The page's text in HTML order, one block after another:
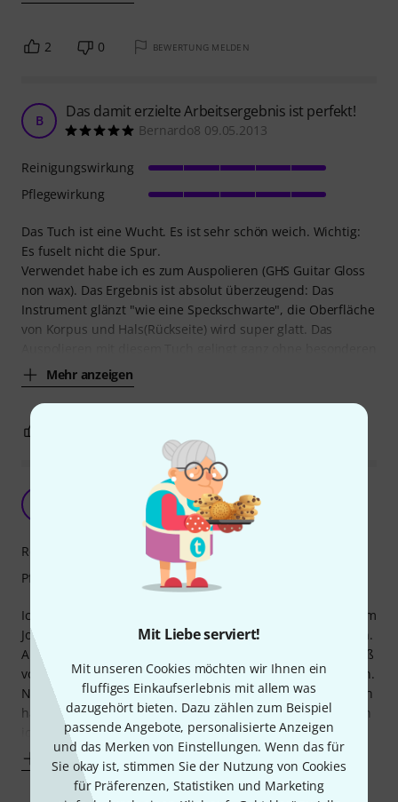
Mit Liebe serviert!
Mit unseren Cookies möchten wir Ihnen ein
fluffiges Einkaufserlebnis mit allem was
dazugehört bieten. Dazu zählen zum Beispiel
passende Angebote, personalisierte Anzeigen
und das Merken von Einstellungen. Wenn das für
Sie okay ist, stimmen Sie der Nutzung von Cookies
für Präferenzen, Statistiken und Marketing
2 0 BEWERTUNG MELDEN
B Das damit erzielte Arbeitsergebnis ist perfekt!
Bernardo8 09.05.2013
Das Tuch ist eine Wucht. Es ist sehr schön weich. Wichtig:
Es fuselt nicht die Spur.
Verwendet habe ich es zum Auspolieren (GHS Guitar Gloss
non wax). Das Ergebnis ist absolut überzeugend: Das
Instrument glänzt "wie eine Speckschwarte", die Oberfläche
von Korpus und Hals(Rückseite) wird super glatt. Das
Mehr anzeigen
Reinigungswirkung
Pflegewirkung
Hensen1303 10.06.2024
Ich habe einige Schätze zu Hause, und die Äxte, die mit zum
Job auf die Bühne genommen werden, wollen gepflegt sein.
Als Nerd bzw. Pedant habe ich es nicht gern, wenn Schweiß
von Hand und Arm am Korpus und den Metallzeilen kleben.
Nach jahrelanger Nutzung dieser Tücher (mein erstes Cloth
habe ich noch immer, vor einigen Jahren hier bestellt) kann
ich behaupten, dass
Mehr anzeigen
Reinigungswirkung
Pflegewirkung